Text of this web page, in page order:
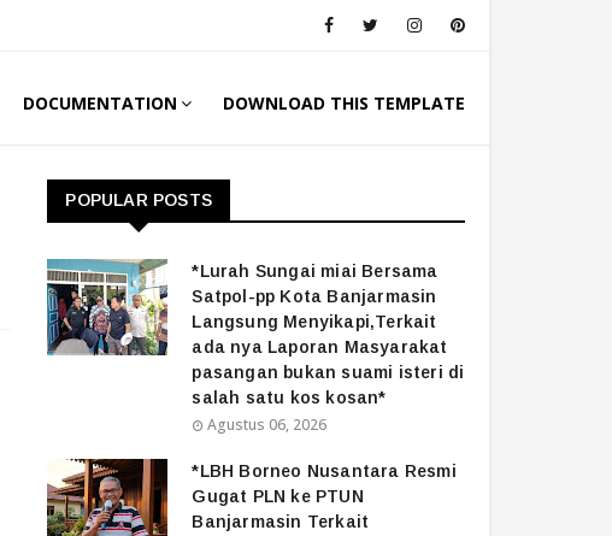
DOCUMENTATION DOWNLOAD THIS TEMPLATE
POPULAR POSTS
*Lurah Sungai miai Bersama
Satpol-pp Kota Banjarmasin
Langsung Menyikapi,Terkait
ada nya Laporan Masyarakat
pasangan bukan suami isteri di
salah satu kos kosan*
Agustus 06, 2026
*LBH Borneo Nusantara Resmi
Gugat PLN ke PTUN
Banjarmasin Terkait